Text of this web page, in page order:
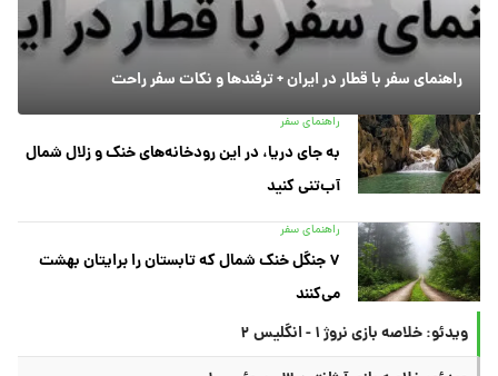
راهنمای سفر با قطار در ایران + ترفندها و نکات سفر راحت
راهنمای سفر
به جای دریا، در این رودخانه‌های خنک و زلال شمال
آب‌تنی کنید
راهنمای سفر
۷ جنگل خنک شمال که تابستان را برایتان بهشت
می‌کنند
ویدئو: خلاصه بازی نروژ ۱ - انگلیس ۲